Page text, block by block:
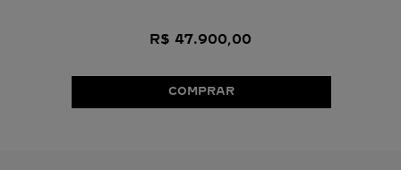
R$ 47.900,00
COMPRAR